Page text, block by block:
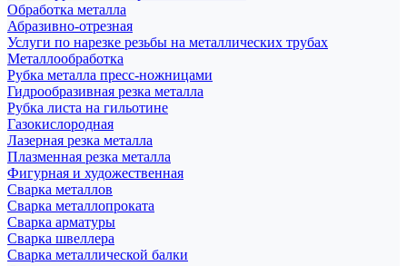
Обработка металла
Абразивно-отрезная
Услуги по нарезке резьбы на металлических трубах
Металлообработка
Рубка металла пресс-ножницами
Гидрообразивная резка металла
Рубка листа на гильотине
Газокислородная
Лазерная резка металла
Плазменная резка металла
Фигурная и художественная
Сварка металлов
Сварка металлопроката
Сварка арматуры
Сварка швеллера
Сварка металлической балки